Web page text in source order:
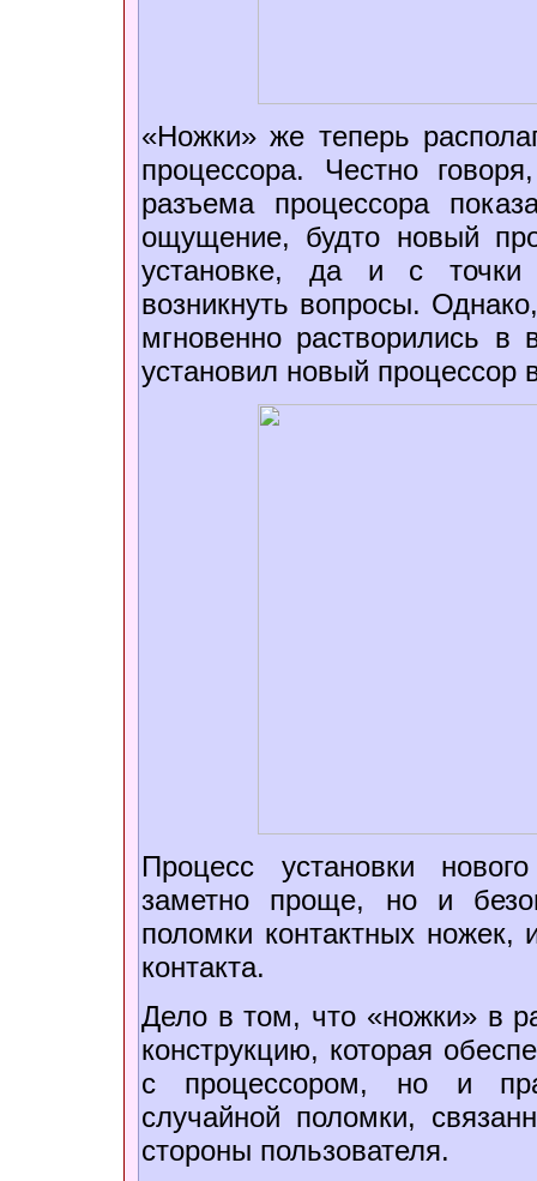
«Ножки» же теперь
процессора. Честно
разъема процессора
ощущение, будто новый
установке, да и с точки
возникнуть вопросы.
мгновенно растворились в
установил новый процессор
Процесс установки
заметно проще, но и
поломки контактных ножек,
контакта.
Дело в том, что «ножки» в
конструкцию, которая
с процессором, но и
случайной поломки,
стороны пользователя.